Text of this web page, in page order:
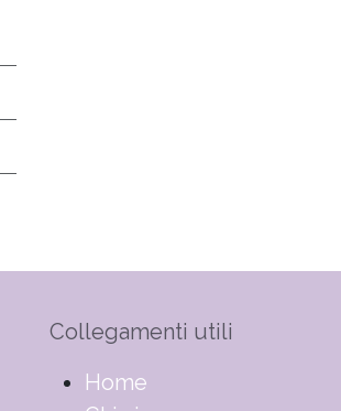
Collegamenti utili
​​​​​​​​​​​​​​​​H​o​m​e